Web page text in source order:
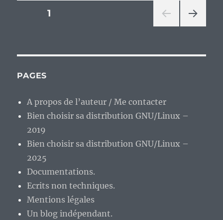
années
43
Pagination
publications
PAGE1
ANT
PAGES
A propos de l’auteur / Me contacter
Bien choisir sa distribution GNU/Linux –
2019
Bien choisir sa distribution GNU/Linux –
2025
Documentations.
Ecrits non techniques.
Mentions légales
Un blog indépendant.